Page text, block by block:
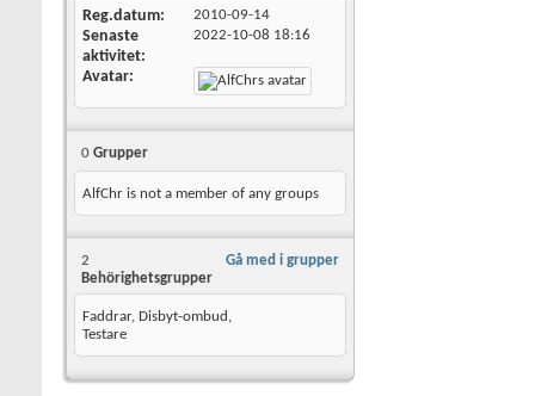
Reg.datum 2010-09-14
Senaste
aktivitet
2022-10-08 18:16
Avatar
0 Grupper
AlfChr is not a member of any groups
Gå med i grupper
2
Behörighetsgrupper
Faddrar, Disbyt-ombud,
Testare